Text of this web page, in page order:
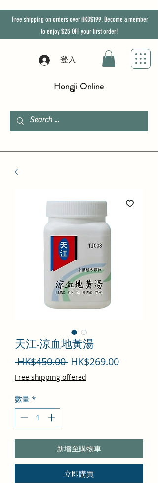
Free shipping on orders over HKD$199. Become a member
to enjoy$25 OFFyour first order!
登入
Hongji Online
天江-涼血地黃湯
HK$450.00 一
般
HK$269.00促
Free shipping offered
數量 *
新增至購物車
立即購買